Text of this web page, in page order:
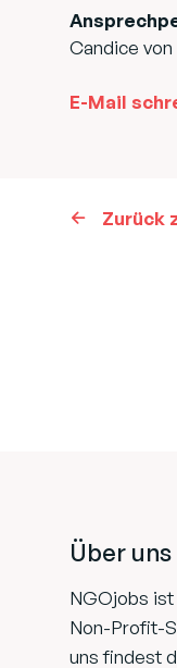
Candice
E-Mail
Zurück
Über uns
NGOjobs
Non-Profit-
uns findest